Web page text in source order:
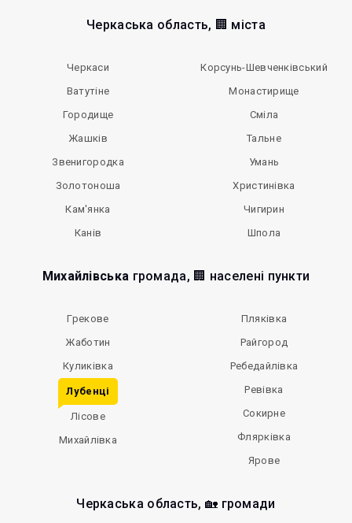
Черкаська область, 🏢 міста
Черкаси
Ватутіне
Городище
Жашків
Звенигородка
Золотоноша
Кам'янка
Канів
Корсунь-Шевченківський
Монастирище
Сміла
Тальне
Умань
Христинівка
Чигирин
Шпола
Михайлівська громада, 🏢 населені пункти
Грекове
Жаботин
Куликівка
Лубенці
Лісове
Михайлівка
Пляківка
Райгород
Ребедайлівка
Ревівка
Сокирне
Флярківка
Ярове
Черкаська область, 🏡 громади